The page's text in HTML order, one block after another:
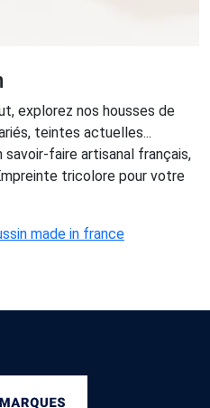
explorez nos housses de
teintes actuelles...
faire artisanal français,
tricolore pour votre
made in france